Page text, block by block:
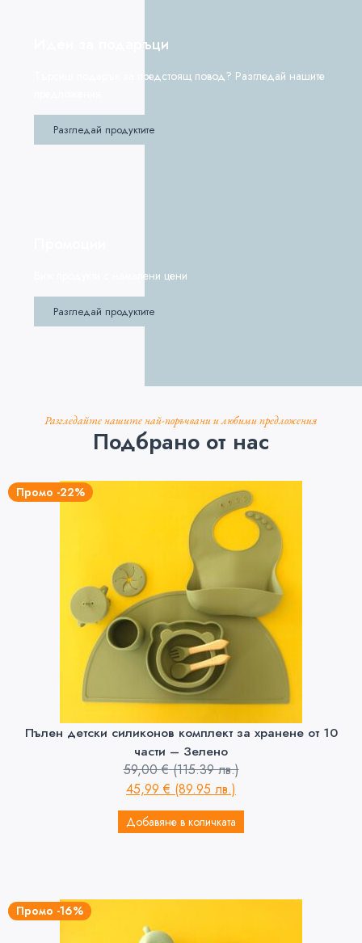
Идеи за подаръци
Търсиш подарък за предстоящ повод? Разгледай нашите
Разгледай продуктите
Виж продукти с намалени цени
Разгледай продуктите
Разгледайте нашите най-поръчвани и любими предложения
Подбрано от нас
Пълен детски силиконов комплект за хранене от 10
части – Зелено
59,00€ (115.39 лв.)
45,99€ (89.95 лв.)
Промо -22%
Добавяне в количката
Промо -16%